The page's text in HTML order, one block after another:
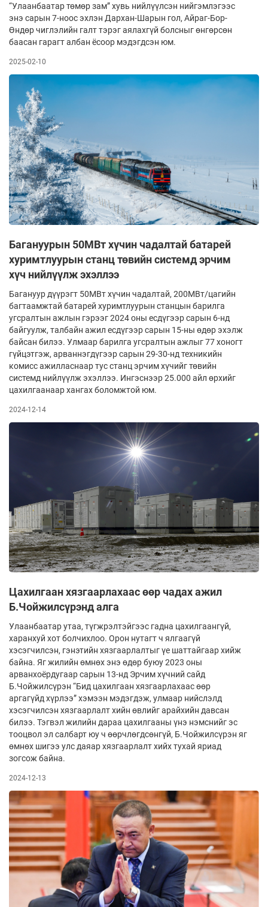
“Улаанбаатар төмөр зам” хувь нийлүүлсэн нийгэм­лэ­гээс
энэ сарын 7-ноос эхлэн Дархан-Шарын гол, Айраг-Бор-
Өндөр чиглэлийн галт тэрэг аялахгүй болс­ныг өнгөрсөн
баасан гарагт албан ёсоор мэдэгдсэн юм.
2025-02-10
Багануурын 50МВт хүчин чадалтай батарей
хуримтлуурын станц төвийн системд эрчим
хүч нийлүүлж эхэллээ
Багануур дүүрэгт 50МВт хүчин чадалтай, 200МВт/цагийн
багтаамжтай батарей хуримтлуурын станцын барилга
угсралтын ажлын гэрээг 2024 оны есдүгээр сарын 6-нд
байгуулж, талбайн ажил есдүгээр сарын 15-ны өдөр эхэлж
байсан билээ. Улмаар барилга угсралтын ажлыг 77 хоногт
гүйцэтгэж, арваннэгдүгээр сарын 29-30-нд техникийн
комисс ажилласнаар тус станц эрчим хүчийг төвийн
системд нийлүүлж эхэллээ. Ингэснээр 25.000 айл өрхийг
цахилгаанаар хангах боломжтой юм.
2024-12-14
Цахилгаан хязгаарлахаас өөр чадах ажил
Б.Чойжилсүрэнд алга
Улаанбаатар утаа, түгжрэлтэйгээс гадна цахилгаангүй,
харанхуй хот болчихлоо. Орон нутагт ч ялгаагүй
хэсэгчилсэн, гэнэтийн хязгаарлалтыг үе шаттайгаар хийж
байна. Яг жилийн өмнөх энэ өдөр буюу 2023 оны
арванхоёрдугаар сарын 13-нд Эрчим хүчний сайд
Б.Чойжилсүрэн “Бид цахилгаан хязгаарлахаас өөр
аргагүйд хүрлээ” хэмээн мэдэгдэж, улмаар нийслэлд
хэсэгчилсэн хязгаарлалт хийн өвлийг арайхийн давсан
билээ. Тэгвэл жилийн дараа цахилгааны үнэ нэмснийг эс
тооцвол эл салбарт юу ч өөрчлөгдсөнгүй, Б.Чойжилсүрэн яг
өмнөх шигээ улс даяар хязгаарлалт хийх тухай яриад
зогсож байна.
2024-12-13